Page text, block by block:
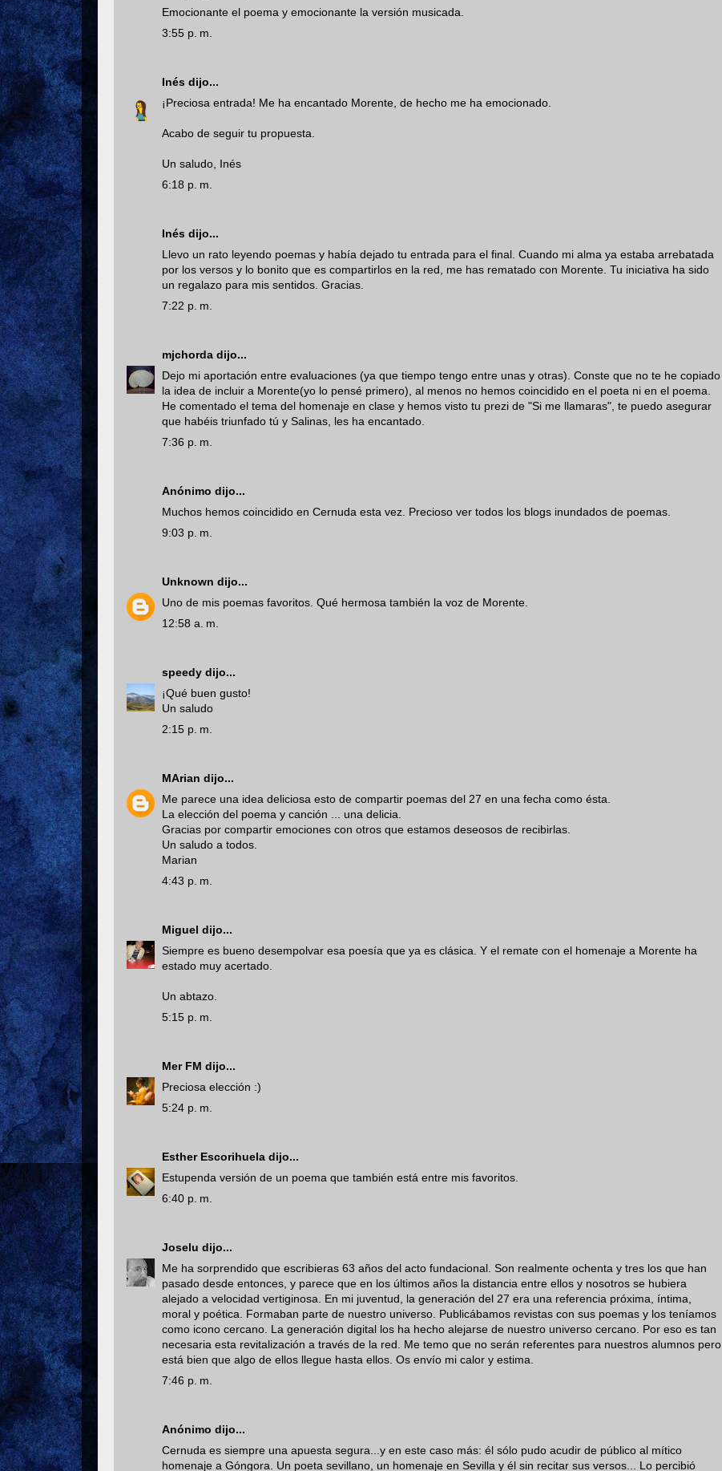
Emocionante el poema y emocionante la versión musicada.
3:55 p. m.
Inés dijo...
¡Preciosa entrada! Me ha encantado Morente, de hecho me ha emocionado.
Acabo de seguir tu propuesta.
Un saludo, Inés
6:18 p. m.
Inés dijo...
Llevo un rato leyendo poemas y había dejado tu entrada para el final. Cuando mi alma ya estaba arrebatada
por los versos y lo bonito que es compartirlos en la red, me has rematado con Morente. Tu iniciativa ha sido
un regalazo para mis sentidos. Gracias.
7:22 p. m.
mjchorda dijo...
Dejo mi aportación entre evaluaciones (ya que tiempo tengo entre unas y otras). Conste que no te he copiado
la idea de incluir a Morente(yo lo pensé primero), al menos no hemos coincidido en el poeta ni en el poema.
He comentado el tema del homenaje en clase y hemos visto tu prezi de "Si me llamaras", te puedo asegurar
que habéis triunfado tú y Salinas, les ha encantado.
7:36 p. m.
Anónimo dijo...
Muchos hemos coincidido en Cernuda esta vez. Precioso ver todos los blogs inundados de poemas.
9:03 p. m.
Unknown dijo...
Uno de mis poemas favoritos. Qué hermosa también la voz de Morente.
12:58 a. m.
speedy dijo...
¡Qué buen gusto!
Un saludo
2:15 p. m.
MArian dijo...
Me parece una idea deliciosa esto de compartir poemas del 27 en una fecha como ésta.
La elección del poema y canción ... una delicia.
Gracias por compartir emociones con otros que estamos deseosos de recibirlas.
Un saludo a todos.
Marian
4:43 p. m.
Miguel dijo...
Siempre es bueno desempolvar esa poesía que ya es clásica. Y el remate con el homenaje a Morente ha
estado muy acertado.
Un abtazo.
5:15 p. m.
Mer FM dijo...
Preciosa elección :)
5:24 p. m.
Esther Escorihuela dijo...
Estupenda versión de un poema que también está entre mis favoritos.
6:40 p. m.
Joselu dijo...
Me ha sorprendido que escribieras 63 años del acto fundacional. Son realmente ochenta y tres los que han
pasado desde entonces, y parece que en los últimos años la distancia entre ellos y nosotros se hubiera
alejado a velocidad vertiginosa. En mi juventud, la generación del 27 era una referencia próxima, íntima,
moral y poética. Formaban parte de nuestro universo. Publicábamos revistas con sus poemas y los teníamos
como icono cercano. La generación digital los ha hecho alejarse de nuestro universo cercano. Por eso es tan
necesaria esta revitalización a través de la red. Me temo que no serán referentes para nuestros alumnos pero
está bien que algo de ellos llegue hasta ellos. Os envío mi calor y estima.
7:46 p. m.
Anónimo dijo...
Cernuda es siempre una apuesta segura...y en este caso más: él sólo pudo acudir de público al mítico
homenaje a Góngora. Un poeta sevillano, un homenaje en Sevilla y él sin recitar sus versos... Lo percibió